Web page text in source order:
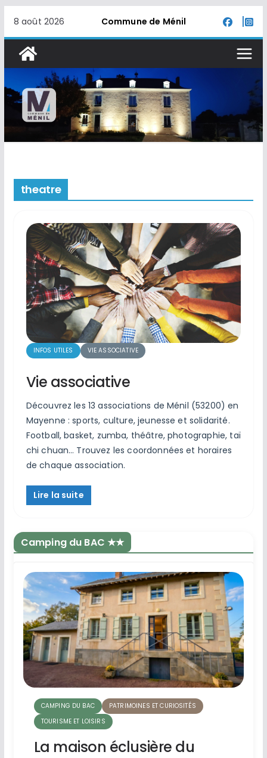
contenu
8 août 2026 Commune de Ménil
theatre
INFOS UTILES VIE ASSOCIATIVE
Vie associative
Découvrez les 13 associations de Ménil (53200) en
Mayenne : sports, culture, jeunesse et solidarité.
Football, basket, zumba, théâtre, photographie, taï
chi chuan… Trouvez les coordonnées et horaires
de chaque association.
Lire la suite
Camping du BAC ★★
CAMPING DU BAC
PATRIMOINES ET CURIOSITÉS
TOURISME ET LOISIRS
La maison éclusière du